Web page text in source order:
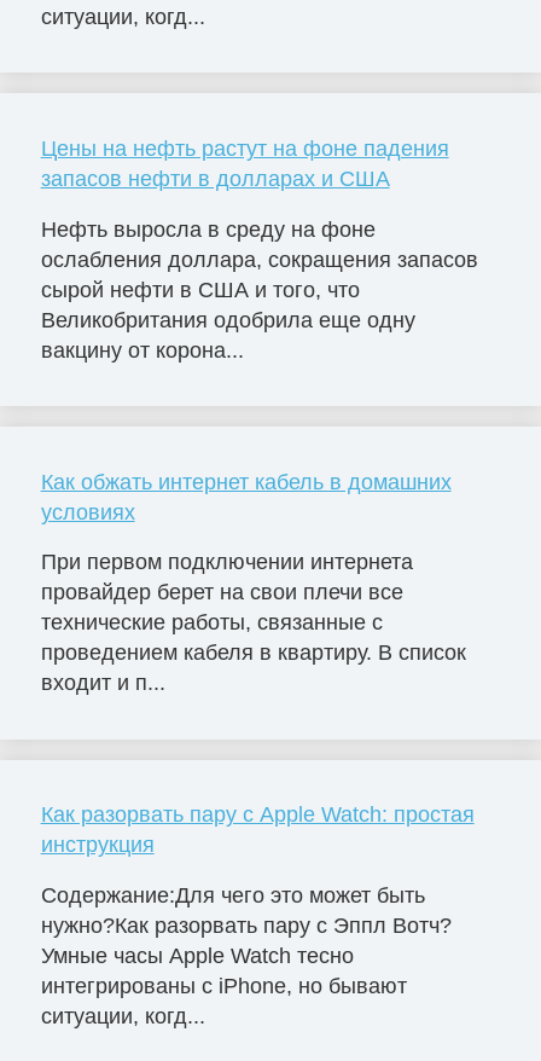
ситуации, когд...
Цены на нефть растут на фоне падения
запасов нефти в долларах и США
Нефть выросла в среду на фоне
ослабления доллара, сокращения запасов
сырой нефти в США и того, что
Великобритания одобрила еще одну
вакцину от корона...
Как обжать интернет кабель в домашних
условиях
При первом подключении интернета
провайдер берет на свои плечи все
технические работы, связанные с
проведением кабеля в квартиру. В список
входит и п...
Как разорвать пару с Apple Watch: простая
инструкция
Содержание:Для чего это может быть
нужно?Как разорвать пару с Эппл Вотч?
Умные часы Apple Watch тесно
интегрированы с iPhone, но бывают
ситуации, когд...